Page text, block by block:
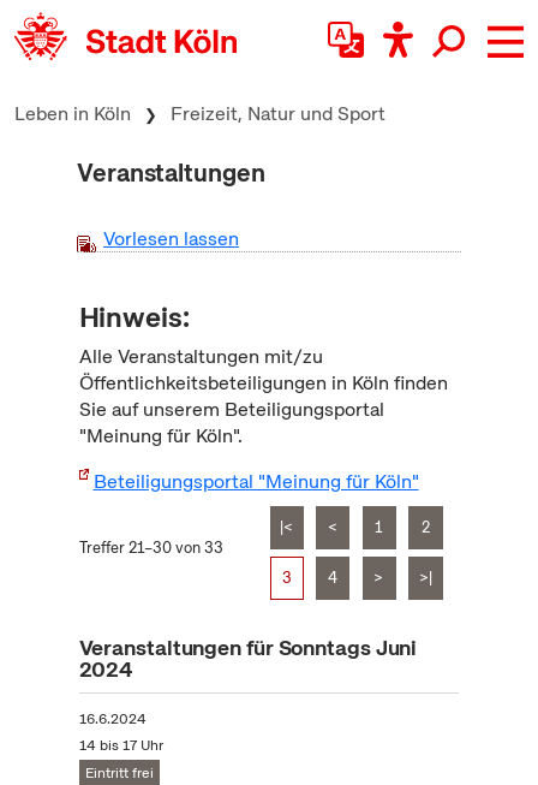
zum Inhalt springen
Leben in Köln Freizeit, Natur und Sport
Veranstaltungen
Vorlesen lassen
Hinweis:
Alle Veranstaltungen mit/zu
Öffentlichkeitsbeteiligungen in Köln finden
Sie auf unserem Beteiligungsportal
"Meinung für Köln".
Beteiligungsportal "Meinung für Köln"
Treffer 21–30 von 33
|< < 1 2
3 4 > >|
Veranstaltungen für Sonntags Juni
2024
16.6.2024
14 bis 17 Uhr
Eintritt frei